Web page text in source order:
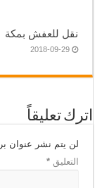
نقل للعفش بمكة
2018-09-29
اترك تعليقاً
لن يتم نشر عنوان
التعليق*